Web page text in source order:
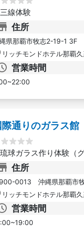
三線体験
住所
県那覇市牧志2-19-1 3F
リッチモンドホテル那覇
営業時間
通りのガラス館
琉球ガラス作り体験（
住所
0013 沖縄県那覇市
リッチモンドホテル那覇
営業時間